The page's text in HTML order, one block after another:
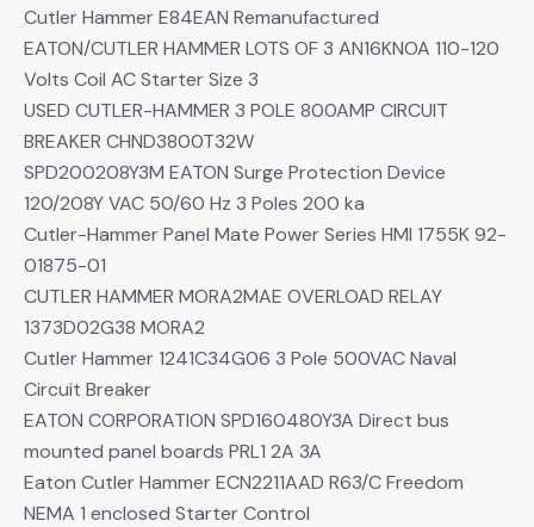
Cutler Hammer E84EAN Remanufactured
EATON/CUTLER HAMMER LOTS OF 3 AN16KNOA 110-120
Volts Coil AC Starter Size 3
USED CUTLER-HAMMER 3 POLE 800AMP CIRCUIT
BREAKER CHND3800T32W
SPD200208Y3M EATON Surge Protection Device
120/208Y VAC 50/60 Hz 3 Poles 200 ka
Cutler-Hammer Panel Mate Power Series HMI 1755K 92-
01875-01
CUTLER HAMMER MORA2MAE OVERLOAD RELAY
1373D02G38 MORA2
Cutler Hammer 1241C34G06 3 Pole 500VAC Naval
Circuit Breaker
EATON CORPORATION SPD160480Y3A Direct bus
mounted panel boards PRL1 2A 3A
Eaton Cutler Hammer ECN2211AAD R63/C Freedom
NEMA 1 enclosed Starter Control